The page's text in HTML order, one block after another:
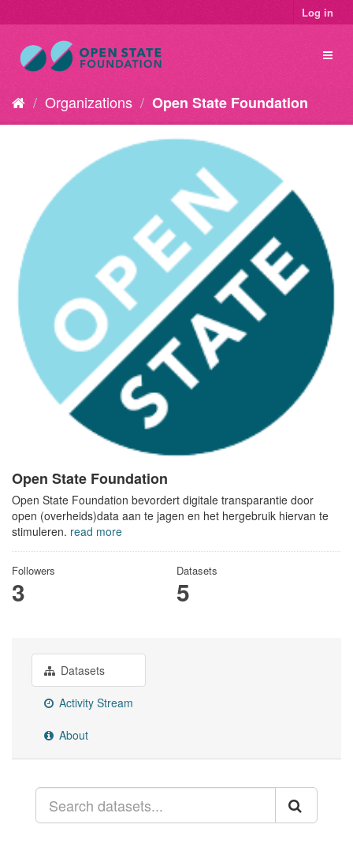
Log in
Organizations Open State Foundation
Open State Foundation
Open State Foundation bevordert digitale transparantie door
open (overheids)data aan te jagen en het hergebruik hiervan te
stimuleren. read more
Followers
3
Datasets
5
Datasets
Activity Stream
About